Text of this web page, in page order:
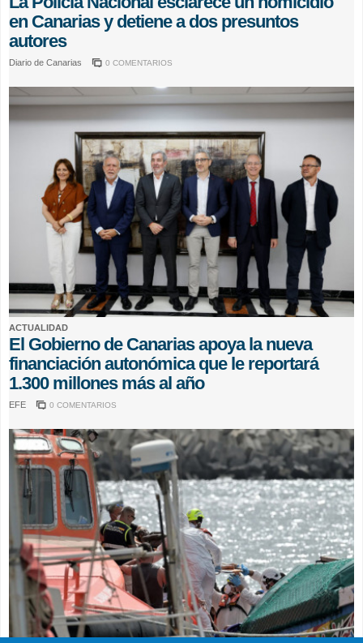
en Canarias y detiene a dos presuntos
autores
Diario de Canarias 0 COMENTARIOS
ACTUALIDAD
El Gobierno de Canarias apoya la nueva
financiación autonómica que le reportará
1.300 millones más al año
EFE 0 COMENTARIOS